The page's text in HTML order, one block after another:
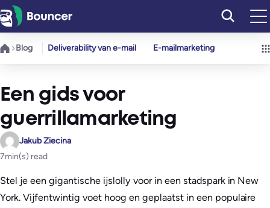
Ga
naar
de
Blog Deliverability van e-mail E-mailmarketing
Een gids voor
guerrillamarketing
Jakub Ziecina
7min(s) read
Stel je een gigantische ijslolly voor in een stadspark in New
York. Vijfentwintig voet hoog en geplaatst in een populaire